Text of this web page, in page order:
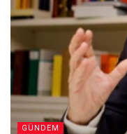
GÜNDEM